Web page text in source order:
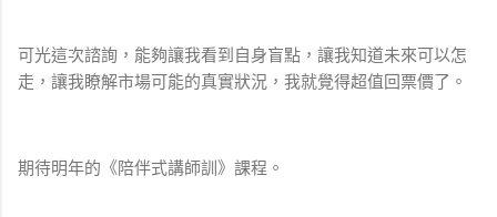
可光這次諮詢，能夠讓我看到自身盲點，讓我知道未來可以怎
走，讓我瞭解市場可能的真實狀況，我就覺得超值回票價了。
期待明年的《陪伴式講師訓》課程。